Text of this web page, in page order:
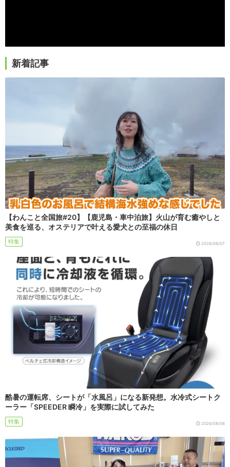
新着記事
【わんこと全国旅#20】【鹿児島・車中泊旅】火山が育む癒やしと
美食を巡る、オステリアで叶える愛犬との至福の休日
特集 2026/08/07
酷暑の運転席、シートが「水風呂」になる新発想。水冷式シートク
ーラー「SPEEDER 瞬冷」を実際に試してみた
特集 2026/08/06